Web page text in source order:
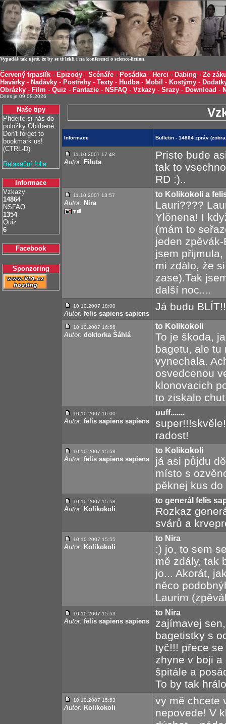
Vypadáš tak ujetě, že by se tě lekli i na konferenci o science-fiction.
Červený trpaslík - Epizody - Scénáře - Posádka- Herci - Dabing - Ze
Havárky - Nadávky - Postřehy - Texty - Hudba- Mobil - Kostýmy -
Obrázky - Film - Quiz - Fantazie - NSFAQ - Vzkazy - Srazy - Download -
Dnes je 09.08.2026
Naše tipy
Přidejte si nás do
položky Oblíbené.
Don't forget to
bookmark us!
(CTRL-D)
Relaxační folie
Informace
Vzkazy
14864
NSFAQ
1354
Quiz
6
Facebook
Sponzoring
Informace Bulletin - 14864 zpráv
11.10.2007 17:48
Autor: Filuta
Priste bude
tak to
RD :)..
11.10.2007 13:57
Autor: Nira
to Kolikokoli a
Lauri????
Ylönena! I
(mám to
jeden
jsem
mi zdálo, že
zase).Tak
další noc....
10.10.2007 18:00
Autor: felis sapiens sapiens
Já budu
10.10.2007 16:56
Autor: doktorka Šáhlá
to Kolikokoli
To je škoda,
bagetu, ale tu
vynechala.
osvedcenou
klonovacich
to ziskalo
10.10.2007 16:00
Autor: felis sapiens sapiens
uuff.......
radost!
10.10.2007 15:58
Autor: felis sapiens sapiens
to Kolikokoli
já asi půjdu
místo s
pěknej kus do
10.10.2007 15:58
Autor: Kolikokoli
to generál felis
Rozkaz
svárů a
10.10.2007 15:55
Autor: Kolikokoli
to Nira
:) jo, to sem
mě zdály, tak
jo... Akorát,
něco
Laurim
10.10.2007 15:53
Autor: felis sapiens sapiens
to Nira
zajímavej
bagetistky s
tyč!!! přece
zhyne v boji
špitále a
To by tak
10.10.2007 15:53
Autor: Kolikokoli
vy mě chcete
nepovede! V